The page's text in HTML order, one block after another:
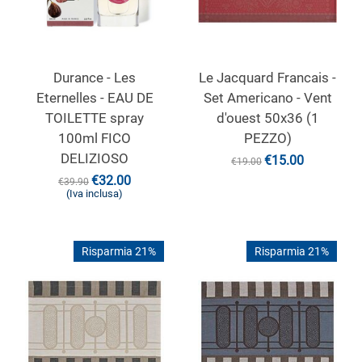
Durance - Les
Eternelles - EAU DE
TOILETTE spray
100ml FICO
DELIZIOSO
€39.90 €32.00
(Iva inclusa)
Le Jacquard Francais -
Set Americano - Vent
d'ouest 50x36 (1
PEZZO)
€19.00 €15.00
Risparmia 21% Risparmia 21%